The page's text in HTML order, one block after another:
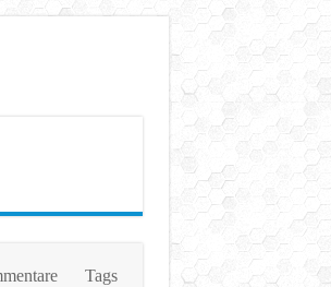
Tags